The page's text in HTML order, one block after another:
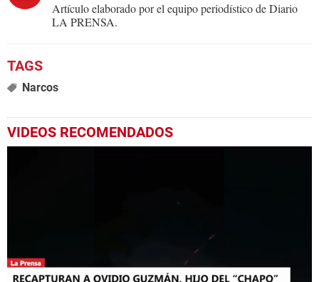
Artículo elaborado por el equipo periodístico de Diario
LA PRENSA.
Narcos
VIDEOS RECOMENDADOS